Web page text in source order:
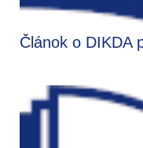
Článok o DIKDA